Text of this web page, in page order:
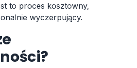
to proces kosztowny,
wyczerpujący.